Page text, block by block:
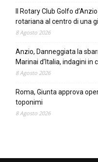
Il Rotary Club Golfo
rotariana al centro di una
8 Agosto 2026
Anzio, Danneggiata la
Marinai d’Italia, indagini in
8 Agosto 2026
Roma, Giunta approva
toponimi
8 Agosto 2026